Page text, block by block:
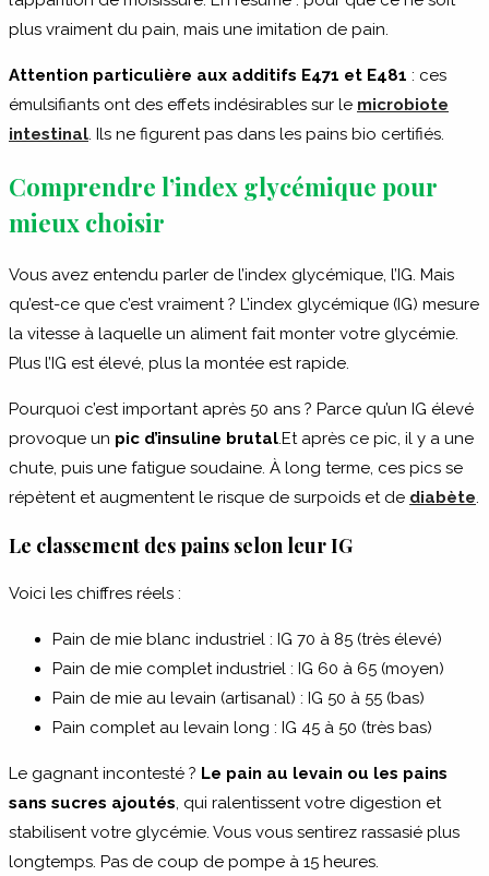
plus vraiment du pain, mais une imitation de pain.
Attention particulière aux additifs E471 et E481 : ces
émulsifiants ont des effets indésirables sur le microbiote
intestinal. Ils ne figurent pas dans les pains bio certifiés.
Comprendre l’index glycémique pour
mieux choisir
Vous avez entendu parler de l’index glycémique, l’IG. Mais
qu’est-ce que c’est vraiment ? L’index glycémique (IG) mesure
la vitesse à laquelle un aliment fait monter votre glycémie.
Plus l’IG est élevé, plus la montée est rapide.
Pourquoi c’est important après 50 ans ? Parce qu’un IG élevé
provoque un pic d’insuline brutal.Et après ce pic, il y a une
chute, puis une fatigue soudaine. À long terme, ces pics se
répètent et augmentent le risque de surpoids et de diabète.
Le classement des pains selon leur IG
Voici les chiffres réels :
Pain de mie blanc industriel : IG 70 à 85 (très élevé)
Pain de mie complet industriel : IG 60 à 65 (moyen)
Pain de mie au levain (artisanal) : IG 50 à 55 (bas)
Pain complet au levain long : IG 45 à 50 (très bas)
Le gagnant incontesté ? Le pain au levain ou les pains
sans sucres ajoutés, qui ralentissent votre digestion et
stabilisent votre glycémie. Vous vous sentirez rassasié plus
longtemps. Pas de coup de pompe à 15 heures.